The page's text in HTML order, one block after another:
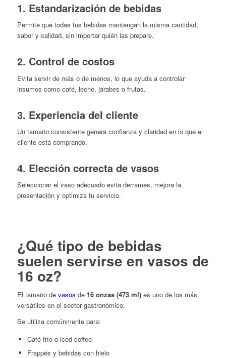
1. Estandarización de bebidas
Permite que todas tus bebidas mantengan la misma cantidad,
sabor y calidad, sin importar quién las prepare.
2. Control de costos
Evita servir de más o de menos, lo que ayuda a controlar
insumos como café, leche, jarabes o frutas.
3. Experiencia del cliente
Un tamaño consistente genera confianza y claridad en lo que el
cliente está comprando.
4. Elección correcta de vasos
Seleccionar el vaso adecuado evita derrames, mejora la
presentación y optimiza tu servicio.
¿Qué tipo de bebidas
suelen servirse en vasos de
16 oz?
El tamaño de vasos de 16 onzas (473 ml)es uno de los más
versátiles en el sector gastronómico.
Se utiliza comúnmente para:
Café frío o iced coffee
Frappés y bebidas con hielo